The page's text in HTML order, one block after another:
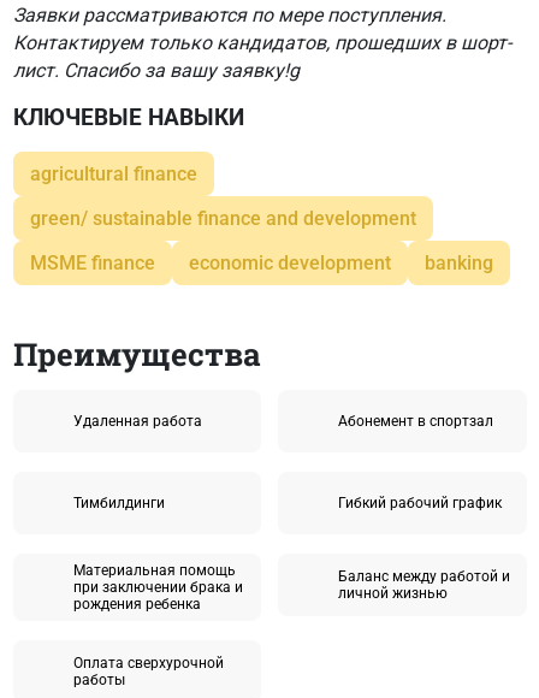
Заявки рассматриваются по мере поступления.
Контактируем только кандидатов, прошедших в шорт-
лист. Спасибо за вашу заявку!g
КЛЮЧЕВЫЕ НАВЫКИ
agricultural finance
green/ sustainable finance and development
MSME finance
economic development banking
Преимущества
Удаленная работа Абонемент в спортзал
Тимбилдинги Гибкий рабочий график
Материальная помощь
при заключении брака и
рождения ребенка
Баланс между работой и
личной жизнью
Оплата сверхурочной
работы